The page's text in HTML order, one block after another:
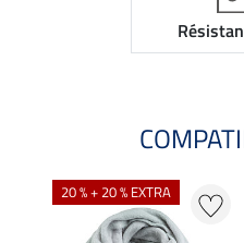
20 % + 20 % EXTRA